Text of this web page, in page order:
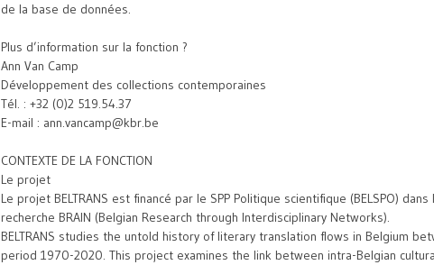
de la base de données.
Plus d’information sur la fonction ?
Ann Van Camp
Développement des collections contemporaines
Tél. : +32 (0)2 519.54.37
E-mail : ann.vancamp@kbr.be
CONTEXTE DE LA FONCTION
Le projet
Le projet BELTRANS est financé par le SPP Politique scientifique (BELSPO)
recherche BRAIN (Belgian Research through Interdisciplinary Networks).
BELTRANS studies the untold history of literary translation flows in Belgium
period 1970-2020. This project examines the link between intra-Belgian